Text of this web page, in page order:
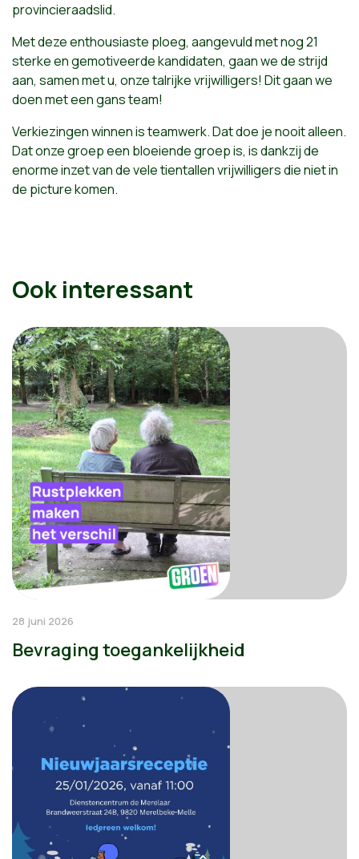
provincieraadslid.
Met deze enthousiaste ploeg, aangevuld met nog 21
sterke en gemotiveerde kandidaten, gaan we de strijd
aan, samen met u, onze talrijke vrijwilligers! Dit gaan we
doen met een gans team!
Verkiezingen winnen is teamwerk. Dat doe je nooit alleen.
Dat onze groep een bloeiende groep is, is dankzij de
enorme inzet van de vele tientallen vrijwilligers die niet in
de picture komen.
Ook interessant
28 juni 2026
Bevraging toegankelijkheid